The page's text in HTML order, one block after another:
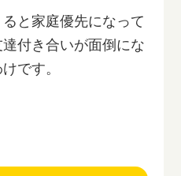
と家庭優先になって
付き合いが面倒にな
です。